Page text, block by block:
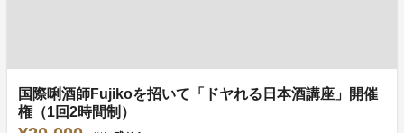
国際唎酒師Fujikoを招いて「ドヤれる日本酒講座」開催
権（1回2時間制）